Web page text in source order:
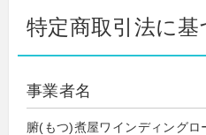
特定商取引法に
事業者名
腑(もつ)煮屋ワインディングロ